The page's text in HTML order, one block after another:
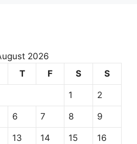
2026
T F S S
1 2
6 7 8 9
13 14 15 16